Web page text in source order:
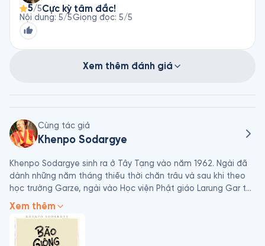
5/5Cực kỳ tâm đắc!
Nội dung: 5/5Giọng đọc: 5/5
Xem thêm đánh giá
Cùng tác giả
Khenpo Sodargye
Khenpo Sodargye sinh ra ở Tây Tạng vào năm 1962. Ngài đã
dành những năm tháng thiếu thời chăn trâu và sau khi theo
học trường Garze, ngài vào Học viện Phật giáo Larung Gar tại
Serthar, trở thành một tu sĩ vào thời Đức Jigme Phuntsok
Rinpoche. Ngài hiện là một trong những học giả hàng đầu của
tu viện này, tu viện Phật giáo hàng đầu thế giới. Ngài là tác
giả của nhiều cuốn sách bán chạy và thường xuyên nói
Xem thêm